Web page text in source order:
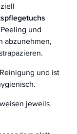
und
abzunehmen,
und ist
jeweils